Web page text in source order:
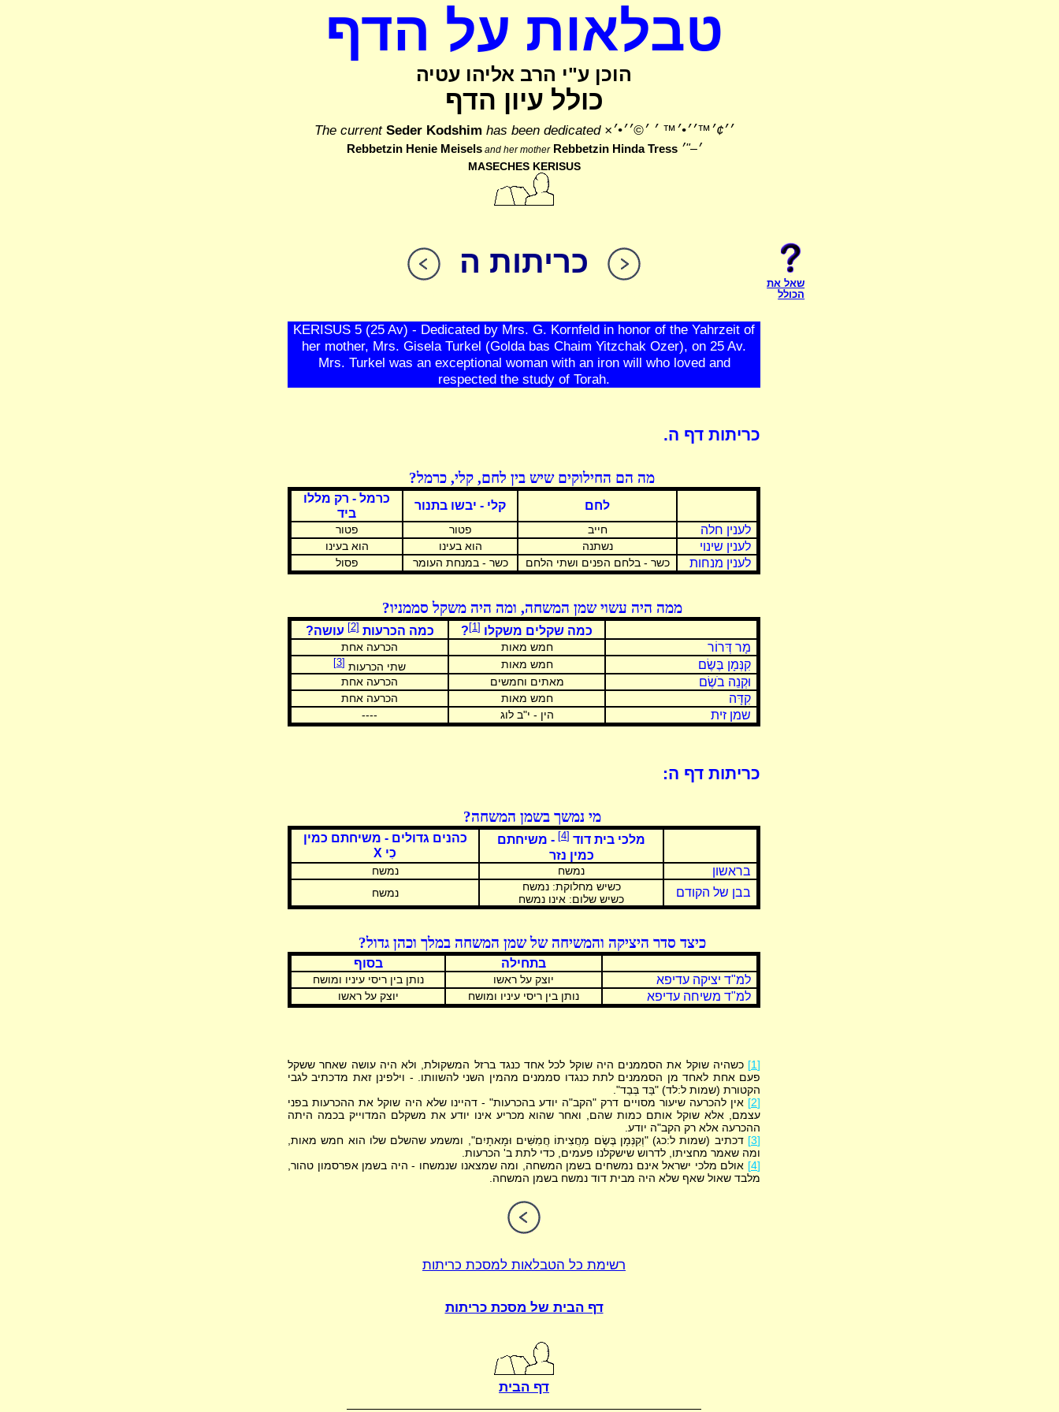
טבלאות על הדף
הוכן ע"י הרב אליהו עטיה
כולל עיון הדף
The currentSeder Kodshim has been dedicated ׳׳¢׳™׳׳•׳™ ׳ ׳©׳׳•׳×
Rebbetzin Henie Meiselsand her motherRebbetzin Hinda Tress ׳–"׳
MASECHES KERISUS
כריתות ה
שאל את
הכולל
KERISUS 5 (25 Av) - Dedicated by Mrs. G. Kornfeld in honor of the Yahrzeit of
her mother, Mrs. Gisela Turkel (Golda bas Chaim Yitzchak Ozer), on 25 Av.
Mrs. Turkel was an exceptional woman with an iron will who loved and
respected the study of Torah.
כריתות דף ה.
מה הם החילוקים שיש בין לחם, קלי, כרמל?
לחם קלי - יבשו בתנור
כרמל - רק מללו
ביד
לענין חלה
חייב פטור פטור
לענין שינוי נשתנה הוא בעינו הוא בעינו
לענין מנחות כשר - בלחם הפנים ושתי הלחם כשר - במנחת העומר פסול
ממה היה עשוי שמן המשחה, ומה היה משקל סממניו?
כמה שקלים משקלו [1]
? כמה הכרעות[2]
עושה?
מָר דְּרוֹר
חמש מאות הכרעה אחת
קִנְּמָן בֶּשֶׂם חמש מאות שתי הכרעות [3]
וּקְנֵה בֹשֶׂם מאתים וחמשים הכרעה אחת
קִדָּה חמש מאות הכרעה אחת
שמן זית הין - י"ב לוג ----
כריתות דף ה:
מי נמשך בשמן המשחה?
מלכי בית דוד [4]
- משיחתם
כמין נזר
כהנים גדולים - משיחתם כמין
כִי X
בראשון
נמשח נמשח
בבן של הקודם
כשיש מחלוקת: נמשח
כשיש שלום: אינו נמשח
נמשח
כיצד סדר היציקה והמשיחה של שמן המשחה במלך וכהן גדול?
בתחילה
בסוף
למ"ד יציקה עדיפא
יוצק על ראשו נותן בין ריסי עיניו ומושח
למ"ד משיחה עדיפא נותן בין ריסי עיניו ומושח יוצק על ראשו
[1]
כשהיה שוקל את הסממנים היה שוקל לכל אחד כנגד ברזל המשקולת, ולא היה עושה שאחר ששקל
פעם אחת לאחד מן הסממנים לתת כנגדו סממנים מהמין השני להשוותו. - וילפינן זאת מדכתיב לגבי
הקטורת (שמות ל:לד) "בַּד בְּבַד".
[2]
אין להכרעה שיעור מסויים דרק "הקב"ה יודע בהכרעות" - דהיינו שלא היה שוקל את ההכרעות בפני
עצמם, אלא שוקל אותם כמות שהם, ואחר שהוא מכריע אינו יודע את משקלם המדוייק בכמה היתה
ההכרעה אלא רק הקב"ה יודע.
[3]
דכתיב (שמות ל:כג) "וְקִנְּמָן בֶּשֶׂם מַחֲצִיתוֹ חֲמִשִּׁים וּמָאתָיִם", ומשמע שהשלם שלו הוא חמש מאות,
ומה שאמר מחציתו, לדרוש שישקלנו פעמים, כדי לתת ב' הכרעות.
[4]
אולם מלכי ישראל אינם נמשחים בשמן המשחה, ומה שמצאנו שנמשחו - היה בשמן אפרסמון טהור,
מלבד שאול שאף שלא היה מבית דוד נמשח בשמן המשחה.
רשימת כל הטבלאות למסכת כריתות
דף הבית של מסכת כריתות
דף הבית